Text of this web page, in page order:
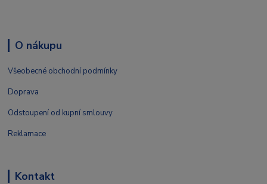
O nákupu
Všeobecné obchodní podmínky
Doprava
Odstoupení od kupní smlouvy
Reklamace
Kontakt